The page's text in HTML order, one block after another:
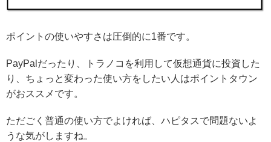
ポイントの使いやすさは圧倒的に1番です。
PayPalだったり、トラノコを利用して仮想通貨に投資した
り、ちょっと変わった使い方をしたい人はポイントタウン
がおススメです。
ただごく普通の使い方でよければ、ハピタスで問題ないよ
うな気がしますね。